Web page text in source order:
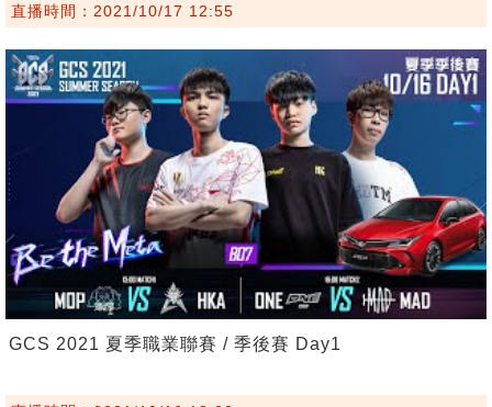
直播時間：2021/10/17 12:55
GCS 2021 夏季職業聯賽 / 季後賽 Day1